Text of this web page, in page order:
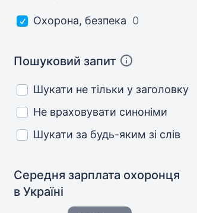
Охорона, безпека 0
Пошуковий запит
Шукати не тільки у заголовку
Не враховувати синоніми
Шукати за будь-яким зі слів
Середня зарплата охоронця
в Україні